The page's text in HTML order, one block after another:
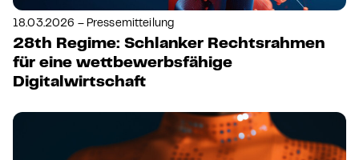
18.03.2026 – Pressemitteilung
28th Regime: Schlanker Rechtsrahmen
für eine wettbewerbsfähige
Digitalwirtschaft